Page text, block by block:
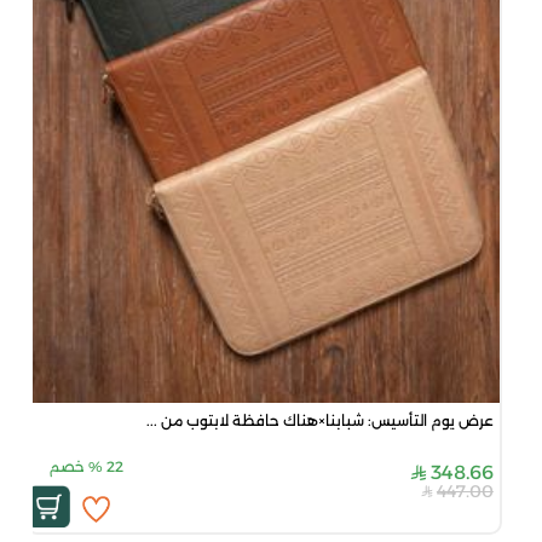
عرض يوم التأسيس: شبابنا×هناك حافظة لابتوب من ...
348.66
22
% خصم
447.00